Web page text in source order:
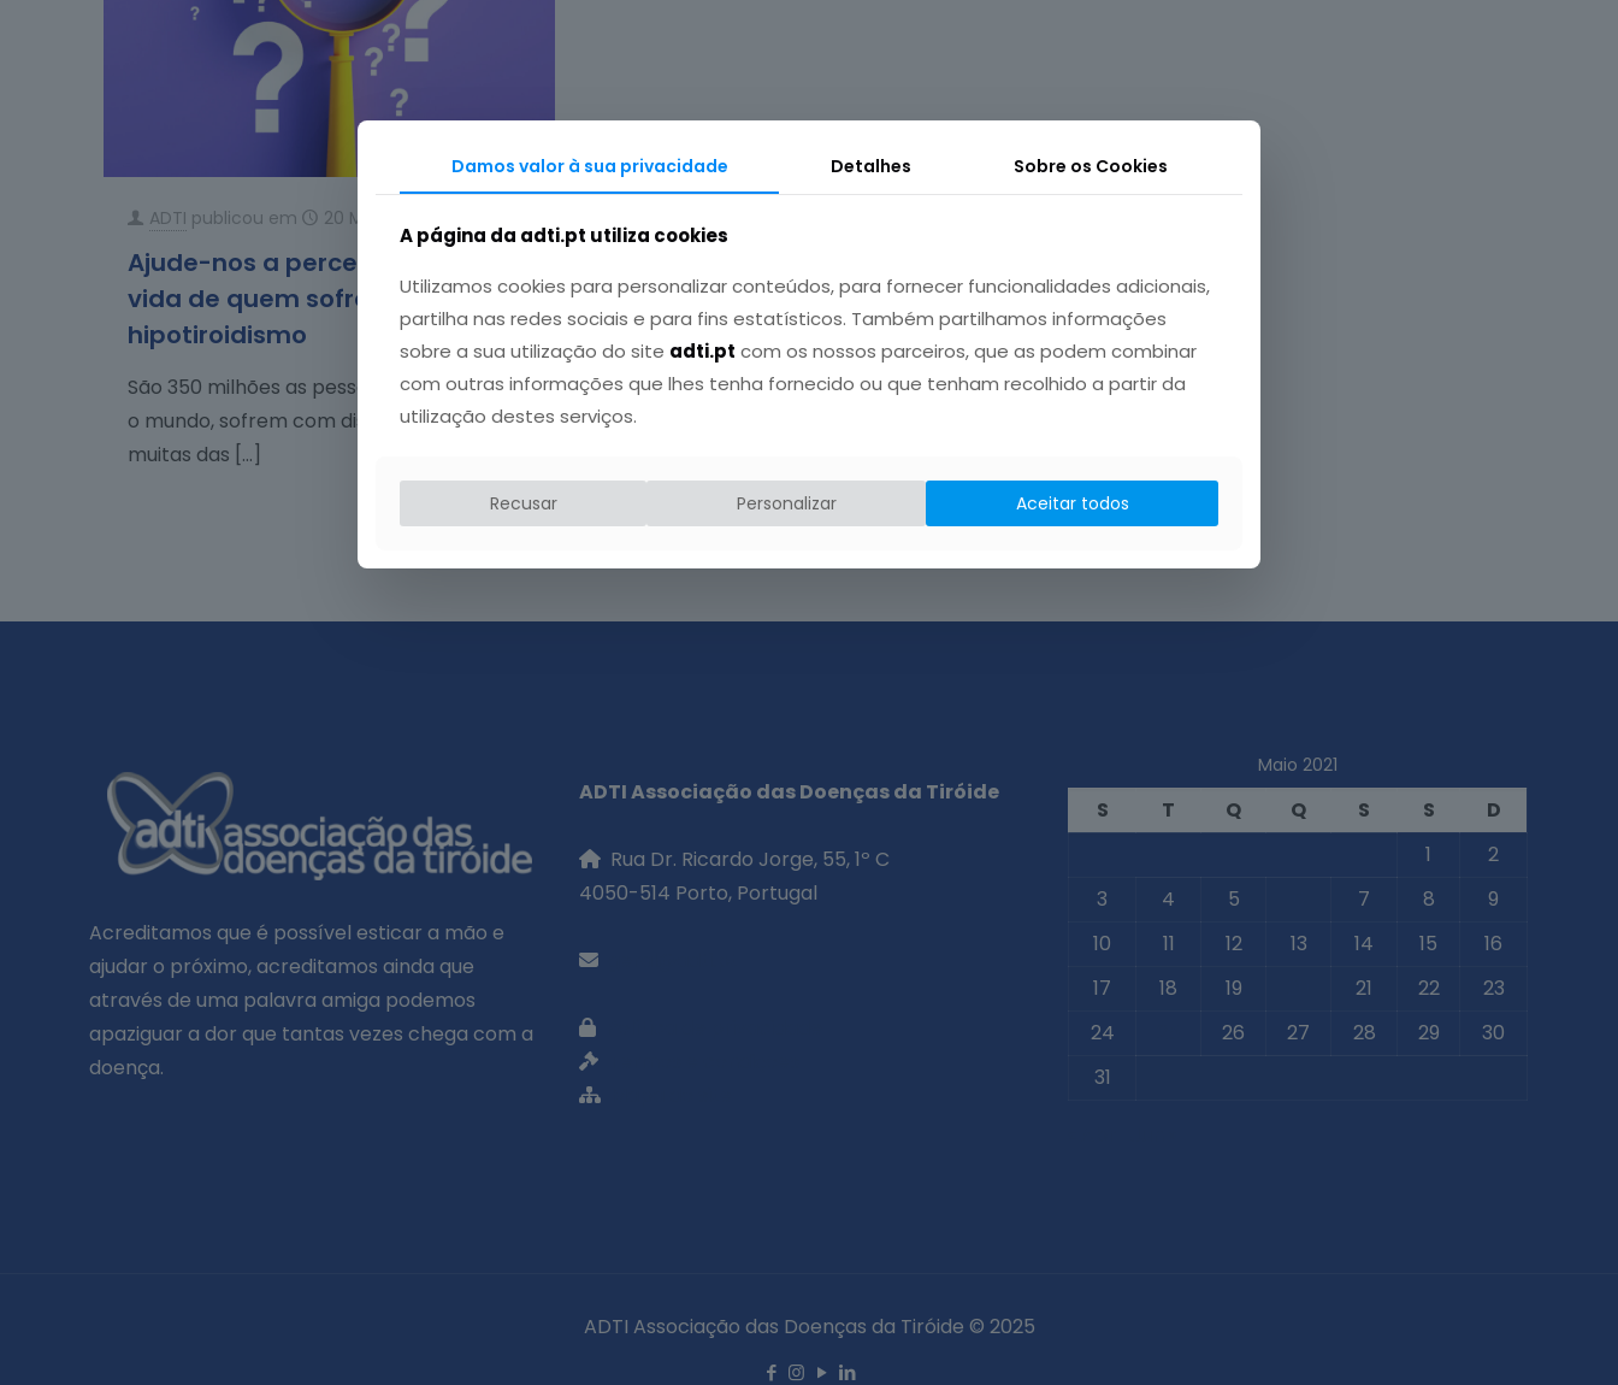
ADTI publicou em 20 Maio, 2021
Ajude-nos a perceber como é a
vida de quem sofre com
hipotiroidismo
São 350 milhões as pessoas que, em todo
o mundo, sofrem com distúrbios da tiroide,
muitas das […]
Leia mais
Acreditamos que é possível esticar a mão e
ajudar o próximo, acreditamos ainda que
através de uma palavra amiga podemos
apaziguar a dor que tantas vezes chega com a
doença.
ADTI Associação das Doenças da Tiróide
Rua Dr. Ricardo Jorge, 55, 1º C
4050-514 Porto, Portugal
Maio 2021
S T Q Q S S
D
1
2
3
4 5 7 8
9
10
11 12 13 14 15
16
17
18 19 21 22
23
24
26 27 28 29
30
31
ADTI Associação das Doenças da Tiróide © 2025
Damos valor à sua privacidade Detalhes Sobre os Cookies
A página da adti.pt utiliza cookies
Utilizamos cookies para personalizar conteúdos, para fornecer funcionalidades adicionais,
partilha nas redes sociais e para fins estatísticos. Também partilhamos informações
sobre a sua utilização do site adti.pt com os nossos parceiros, que as podem combinar
com outras informações que lhes tenha fornecido ou que tenham recolhido a partir da
utilização destes serviços.
Recusar Personalizar Aceitar todos